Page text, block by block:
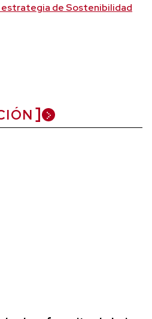
estrategia de Sostenibilidad